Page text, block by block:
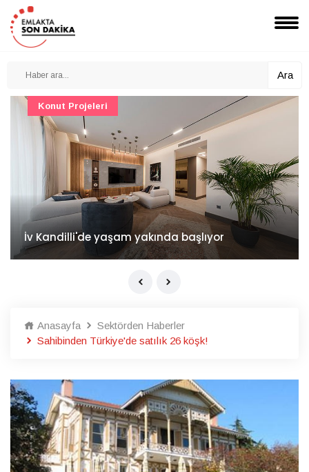
Ara
İv Kandilli'de yaşam yakında başlıyor
Konut Projeleri
Anasayfa
Sektörden Haberler
Sahibinden Türkiye'de satılık 26 köşk!